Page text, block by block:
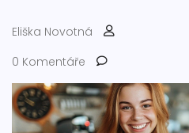
Eliška Novotná
0 Komentáře